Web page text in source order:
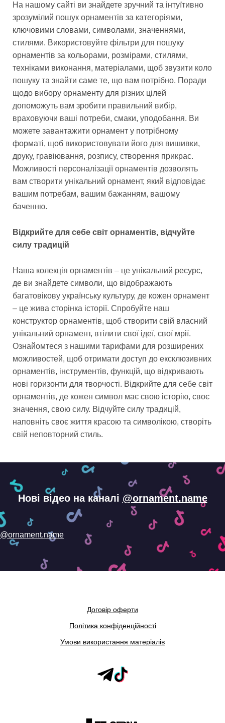
На нашому сайті ви знайдете зручний та інтуїтивно
зрозумілий пошук орнаментів за категоріями,
ключовими словами, символами, значеннями,
стилями. Використовуйте фільтри для пошуку
орнаментів за кольорами, розмірами, стилями,
техніками виконання, матеріалами, щоб звузити коло
пошуку та знайти саме те, що вам потрібно. Поради
щодо вибору орнаменту для різних цілей
допоможуть вам зробити правильний вибір,
враховуючи ваші потреби, смаки, уподобання. Ви
можете завантажити орнамент у потрібному
форматі, щоб використовувати його для вишивки,
друку, гравіювання, розпису, створення прикрас.
Можливості персоналізації орнаментів дозволять
вам створити унікальний орнамент, який відповідає
вашим потребам, вашим бажанням, вашому
баченню.
Відкрийте для себе світ орнаментів, відчуйте
силу традицій
Наша колекція орнаментів – це унікальний ресурс,
де ви знайдете символи, що відображають
багатовікову українську культуру, де кожен орнамент
– це жива сторінка історії. Спробуйте наш
конструктор орнаментів, щоб створити свій власний
унікальний орнамент, втілити свої ідеї, свої мрії.
Ознайомтеся з нашими тарифами для розширених
можливостей, щоб отримати доступ до ексклюзивних
орнаментів, інструментів, функцій, що відкривають
нові горизонти для творчості. Відкрийте для себе світ
орнаментів, де кожен символ має свою історію, своє
значення, свою силу. Відчуйте силу традицій,
наповніть своє життя красою та символікою, створіть
свій неповторний стиль.
Нові відео на каналі @ornament.name
@ornament.name
Договір оферти
Політика конфіденційності
Умови використання матеріалів